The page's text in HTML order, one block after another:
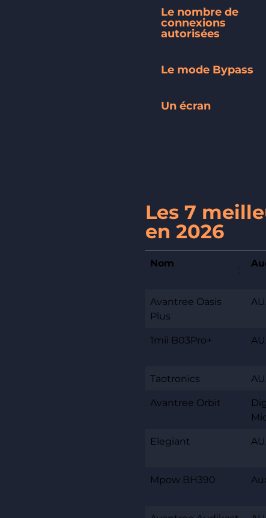
Le nombre de
connexions
autorisées
Le mode Bypass
Un écran
Les 7
en 2026
Nom
Avantree Oasis
Plus
1mii B03Pro+
Taotronics
Avantree Orbit
Elegiant
Mpow BH390